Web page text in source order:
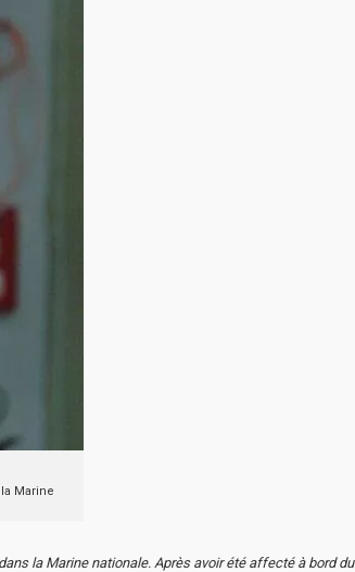
Marine
la Marine nationale. Après avoir été affecté à bord du